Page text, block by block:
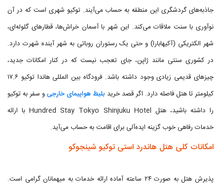
جاذبه‌های گردشگری این منطقه به حساب می‌آیند. توکیو شهری است که در آن
نوآوری با سنت ملاقات می‌کند. این شهر با آسمان خراش‌ها، قطارهای گلوله‌ای،
شهر الکتریکی (آکیهابارا) و حتی یک رستوران روباتی به شهر آینده شهرت دارد.
در کشوری سنتی مانند ژاپن، جای تعجب نیست که در کنار امکانات جدید،
چیزهای قدیمی زیادی وجود داشته باشد. فرودگاه بین المللی هاندا توکیو ۱۷.۶
کیلومتر تا هتل فاصله دارد. اگر قصد خرید بلیط هواپیمای خارجیو سفر به توکیو
را داشته باشید، هتل Hundred Stay Tokyo Shinjuku Hotel با ارائه
خدمات رفاهی خوب گزینه ایده‌آلی برای اقامت به حساب می‌آید.
امکانات کلی هتل هاندرد استی توکیو شینجوکو
پذیرش هتل به صورت ۲۴ ساعته آماده ارائه خدمات به میهمانان گرامی است.